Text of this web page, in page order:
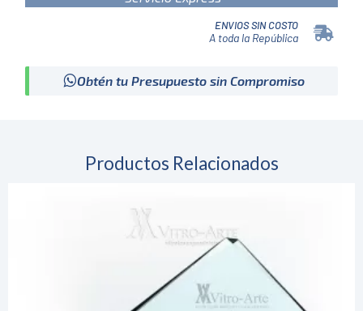
ENVIOS SIN COSTO
A toda la República
Obtén tu Presupuesto sin Compromiso
Productos Relacionados